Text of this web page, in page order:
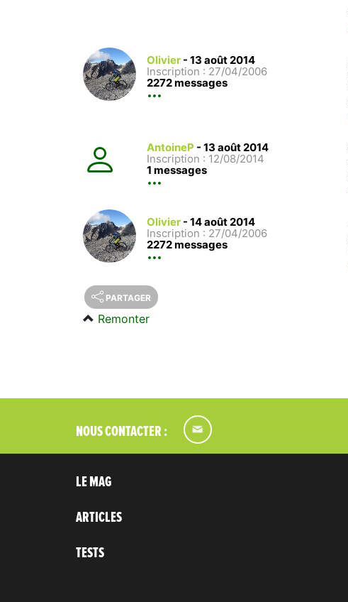
Olivier - 13 août 2014
Inscription : 27/04/2006
2272 messages
AntoineP - 13 août 2014
Inscription : 12/08/2014
1 messages
Olivier - 14 août 2014
Inscription : 27/04/2006
2272 messages
PARTAGER
Remonter
NOUS CONTACTER :
LE MAG
ARTICLES
TESTS